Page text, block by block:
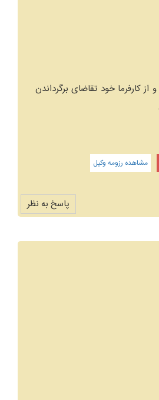
از کارفرما خود تقاضای برگرداندن
مشاهده رزومه وکیل
پاسخ به نظر